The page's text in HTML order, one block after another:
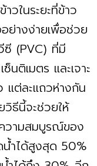
วในระยะที่ข้าว
ย่างง่ายเพื่อช่วย
ซี (PVC) ที่มี
ติเมตร และเจาะ
ต่ละแถวห่างกัน
ธีนี้จะช่วยให้
วามสมบูรณ์ของ
น้ำได้สูงสุด 50%